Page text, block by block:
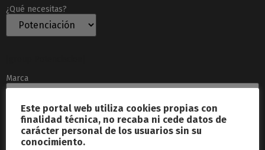
¿Qué necesitas?
Marca
Modelo y año
Este portal web utiliza cookies propias con
finalidad técnica, no recaba ni cede datos de
carácter personal de los usuarios sin su
conocimiento.